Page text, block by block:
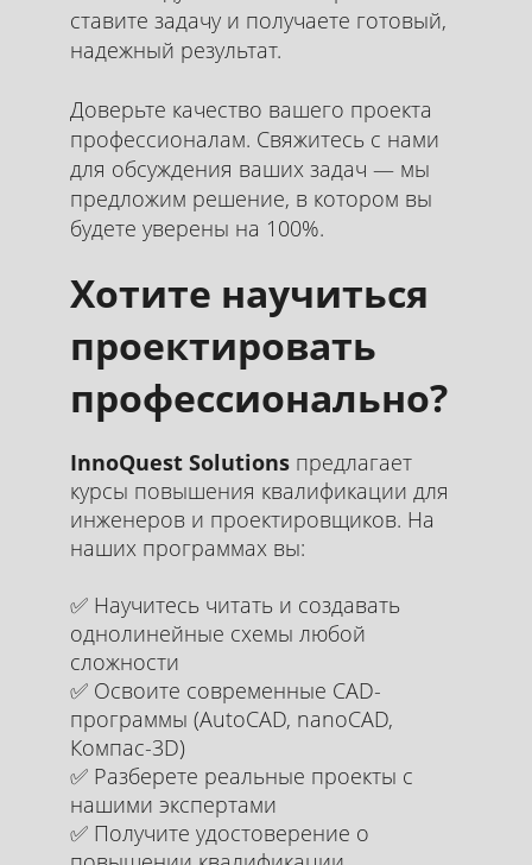
ставите задачу и получаете готовый,
надежный результат.
Доверьте качество вашего проекта
профессионалам. Свяжитесь с нами
для обсуждения ваших задач — мы
предложим решение, в котором вы
будете уверены на 100%.
Хотите научиться
проектировать
профессионально?
InnoQuest Solutions предлагает
курсы повышения квалификации для
инженеров и проектировщиков. На
наших программах вы:
✅ Научитесь читать и создавать
однолинейные схемы любой
сложности
✅ Освоите современные CAD-
программы (AutoCAD, nanoCAD,
Компас-3D)
✅ Разберете реальные проекты с
нашими экспертами
✅ Получите удостоверение о